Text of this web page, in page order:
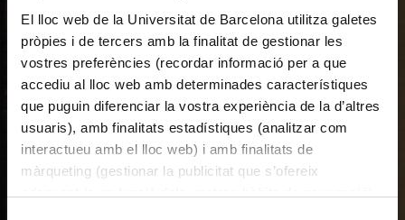
El lloc web de la Universitat de Barcelona utilitza galetes
pròpies i de tercers amb la finalitat de gestionar les
vostres preferències (recordar informació per a que
accediu al lloc web amb determinades característiques
que puguin diferenciar la vostra experiència de la d’altres
usuaris), amb finalitats estadístiques (analitzar com
interactueu amb el lloc web) i amb finalitats de
màrqueting (gestionar la publicitat que s’ofereix